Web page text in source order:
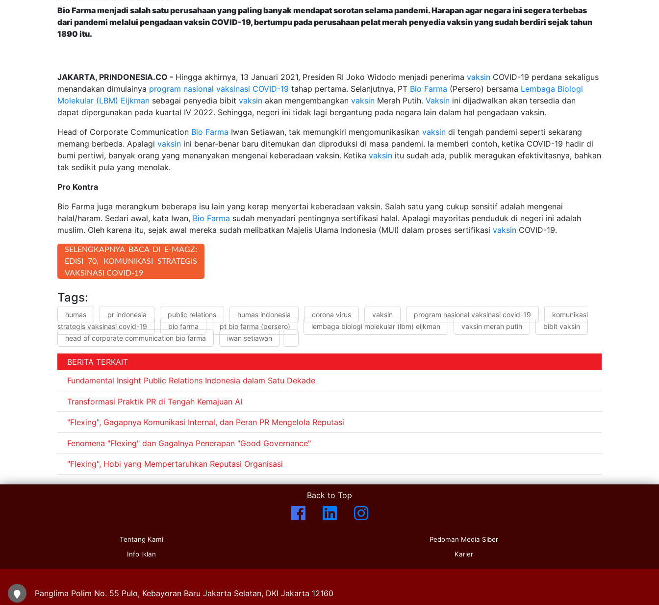
Bio Farma menjadi salah satu perusahaan yang paling banyak mendapat sorotan selama pandemi. Harapan agar negara ini segera terbebas
dari pandemi melalui pengadaan vaksin COVID-19, bertumpu pada perusahaan pelat merah penyedia vaksin yang sudah berdiri sejak tahun
1890 itu.
JAKARTA, PRINDONESIA.CO - Hingga akhirnya, 13 Januari 2021, Presiden RI Joko Widodo menjadi penerima vaksin COVID-19 perdana sekaligus
menandakan dimulainya program nasional vaksinasi COVID-19 tahap pertama. Selanjutnya, PT Bio Farma (Persero) bersama Lembaga Biologi
Molekular (LBM) Eijkman sebagai penyedia bibit vaksin akan mengembangkan vaksin Merah Putih. Vaksin ini dijadwalkan akan tersedia dan
dapat dipergunakan pada kuartal IV 2022. Sehingga, negeri ini tidak lagi bergantung pada negara lain dalam hal pengadaan vaksin.
Head of Corporate Communication Bio Farma Iwan Setiawan, tak memungkiri mengomunikasikan vaksin di tengah pandemi seperti sekarang
memang berbeda. Apalagi vaksin ini benar-benar baru ditemukan dan diproduksi di masa pandemi. Ia memberi contoh, ketika COVID-19 hadir di
bumi pertiwi, banyak orang yang menanyakan mengenai keberadaan vaksin. Ketika vaksin itu sudah ada, publik meragukan efektivitasnya, bahkan
tak sedikit pula yang menolak.
Pro Kontra
Bio Farma juga merangkum beberapa isu lain yang kerap menyertai keberadaan vaksin. Salah satu yang cukup sensitif adalah mengenai
halal/haram. Sedari awal, kata Iwan, Bio Farma sudah menyadari pentingnya sertifikasi halal. Apalagi mayoritas penduduk di negeri ini adalah
muslim. Oleh karena itu, sejak awal mereka sudah melibatkan Majelis Ulama Indonesia (MUI) dalam proses sertifikasi vaksin COVID-19.
SELENGKAPNYA BACA DI E-MAGZ:
EDISI 70, KOMUNIKASI STRATEGIS
VAKSINASI COVID-19
Tags:
humas pr indonesia public relations humas indonesia corona virus vaksin program nasional vaksinasi covid-19
komunikasi
strategis vaksinasi covid-19
bio farma pt bio farma (persero) lembaga biologi molekular (lbm) eijkman vaksin merah putih
bibit vaksin
head of corporate communication bio farma
iwan setiawan
BERITA TERKAIT
Fundamental Insight Public Relations Indonesia dalam Satu Dekade
Transformasi Praktik PR di Tengah Kemajuan AI
"Flexing", Gagapnya Komunikasi Internal, dan Peran PR Mengelola Reputasi
Fenomena "Flexing" dan Gagalnya Penerapan "Good Governance"
"Flexing", Hobi yang Mempertaruhkan Reputasi Organisasi
Back to Top
Tentang Kami
Info Iklan
Pedoman Media Siber
Karier
Panglima Polim No. 55 Pulo, Kebayoran Baru Jakarta Selatan, DKI Jakarta 12160